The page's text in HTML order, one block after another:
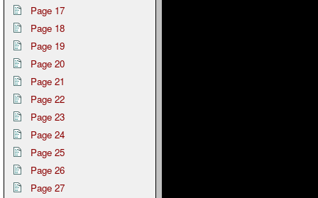
Page 17
Page 18
Page 19
Page 20
Page 21
Page 22
Page 23
Page 24
Page 25
Page 26
Page 27